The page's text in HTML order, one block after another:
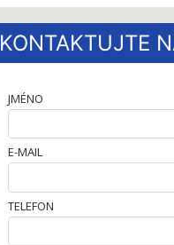
KONTAKTUJTE
JMÉNO
E-MAIL
TELEFON